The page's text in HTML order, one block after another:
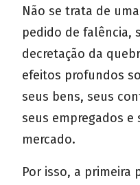
Não se trata de
pedido de falência,
decretação da
efeitos profundos
seus bens, seus
seus empregados
mercado.
Por isso, a primeira